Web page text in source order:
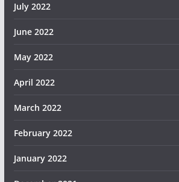
July 2022
June 2022
May 2022
April 2022
March 2022
February 2022
January 2022